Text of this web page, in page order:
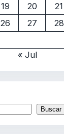
19 20 21
26 27 28
« Jul
Buscar